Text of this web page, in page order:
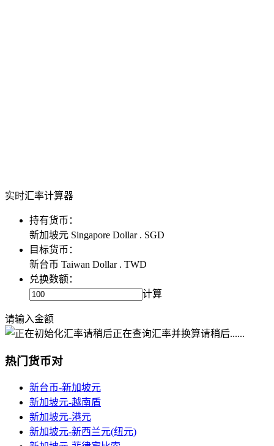
实时汇率计算器
持有货币：
新加坡元 Singapore Dollar . SGD
目标货币：
新台币 Taiwan Dollar . TWD
兑换数额：
计算
请输入金额
正在查询汇率并换算请稍后......
热门货币对
新台币-新加坡元
新加坡元-越南盾
新加坡元-港元
新加坡元-新西兰元(纽元)